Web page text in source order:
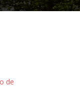
de